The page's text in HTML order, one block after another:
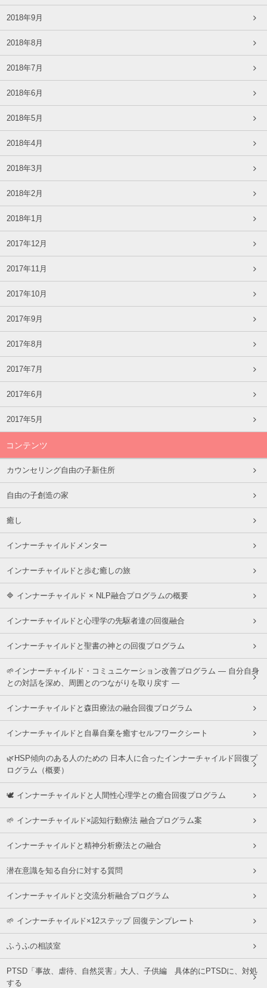
2018年9月
2018年8月
2018年7月
2018年6月
2018年5月
2018年4月
2018年3月
2018年2月
2018年1月
2017年12月
2017年11月
2017年10月
2017年9月
2017年8月
2017年7月
2017年6月
2017年5月
コンテンツ
カウンセリング自由の子新住所
自由の子創造の家
癒し
インナーチャイルドメンター
インナーチャイルドと歩む癒しの旅
🔷 インナーチャイルド × NLP融合プログラムの概要
インナーチャイルドと心理学の先駆者達の回復融合
インナーチャイルドと聖書の神との回復プログラム
🌱インナーチャイルド・コミュニケーション改善プログラム ― 自分自身
との対話を深め、周囲とのつながりを取り戻す ―
インナーチャイルドと森田療法の融合回復プログラム
インナーチャイルドと自暴自棄を癒すセルフワークシート
🌿HSP傾向のある人のための 日本人に合ったインナーチャイルド回復プ
ログラム（概要）
🕊 インナーチャイルドと人間性心理学との癒合回復プログラム
🌱 インナーチャイルド×認知行動療法 融合プログラム案
インナーチャイルドと精神分析療法との融合
潜在意識を知る自分に対する質問
インナーチャイルドと交流分析融合プログラム
🌱 インナーチャイルド×12ステップ 回復テンプレート
ふうふの相談室
PTSD「事故、虐待、自然災害」大人、子供編 具体的にPTSDに、対処
する